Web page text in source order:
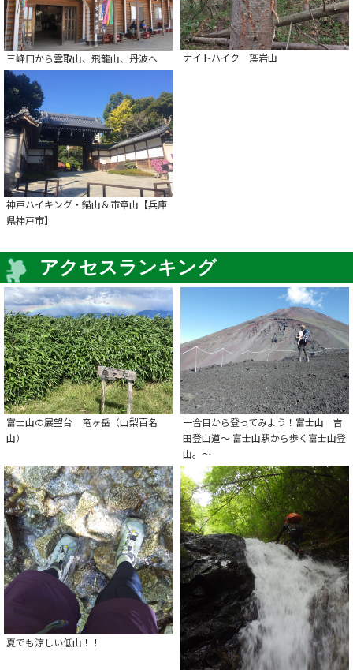
三峰口から雲取山、飛龍山、丹波へ ナイトハイク 藻岩山
神戸ハイキング・錨山＆市章山【兵庫
県神戸市】
アクセスランキング
富士山の展望台 竜ヶ岳（山梨百名
山）
一合目から登ってみよう！富士山 吉
田登山道～ 富士山駅から歩く富士山登
山。～
夏でも涼しい低山！！